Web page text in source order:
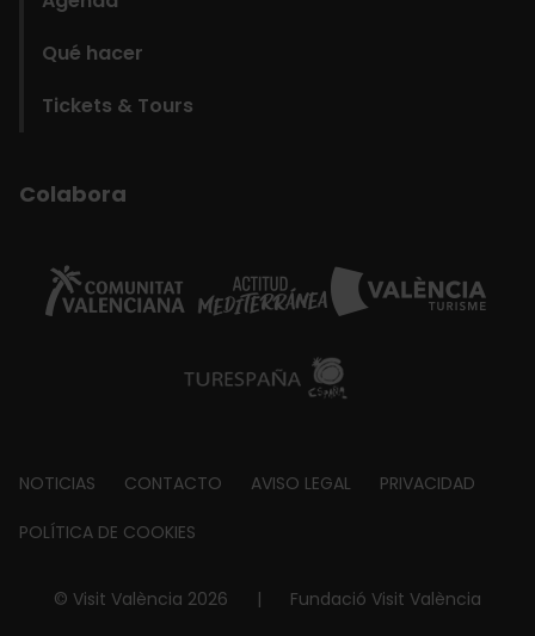
Qué hacer
Tickets & Tours
Colabora
Footer
about
NOTICIAS CONTACTO AVISO LEGAL PRIVACIDAD
POLÍTICA DE COOKIES
© Visit València 2026 | Fundació Visit València